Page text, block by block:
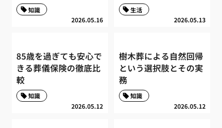
2026.05.16
知識
2026.05.13
生活
85歳を過ぎても安心で
きる葬儀保険の徹底比
較
2026.05.12
知識
樹木葬による自然回帰
という選択肢とその実
務
2026.05.12
知識